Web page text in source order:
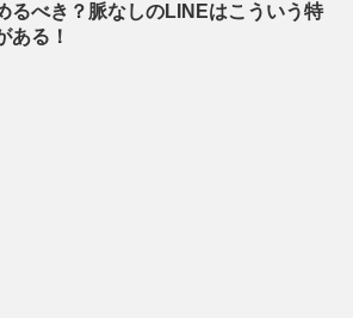
るべき？脈なしのLINEはこういう特
ある！